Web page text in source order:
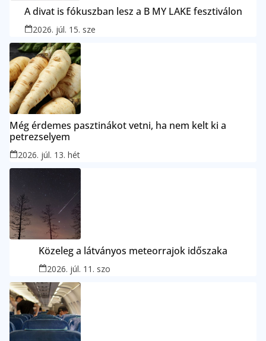
A divat is fókuszban lesz a B MY LAKE fesztiválon
2026. júl. 15. sze
Még érdemes pasztinákot vetni, ha nem kelt ki a
petrezselyem
2026. júl. 13. hét
Közeleg a látványos meteorrajok időszaka
2026. júl. 11. szo